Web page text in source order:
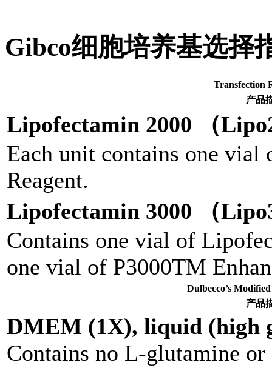
Gibco细胞培养基选择
Transfection
产品
Lipofectamin 2000 （
Each unit contains one
Reagent.
Lipofectamin 3000 （
Contains one vial of
one vial of P3000TM
Dulbecco’s
产品
DMEM (1X), liquid (high
Contains no L-glutamine